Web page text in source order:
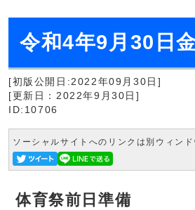
令和4年9月30日
[初版公開日:2022年09月30日]
[更新日：2022年9月30日]
ID:10706
ソーシャルサイトへのリンクは別ウィン
体育祭前日準備